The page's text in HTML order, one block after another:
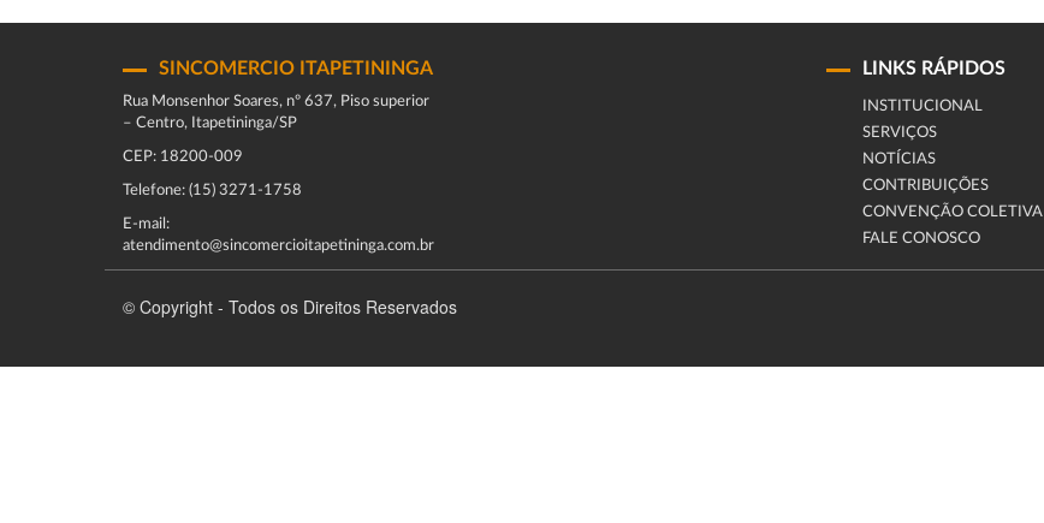
SINCOMERCIO ITAPETININGA
Rua Monsenhor Soares, nº 637, Piso superior
– Centro, Itapetininga/SP
CEP: 18200-009
Telefone: (15) 3271-1758
E-mail:
atendimento@sincomercioitapetininga.com.br
LINKS RÁPIDOS
INSTITUCIONAL
SERVIÇOS
NOTÍCIAS
CONTRIBUIÇÕES
CONVENÇÃO COLETIVA
FALE CONOSCO
© Copyright - Todos os Direitos Reservados